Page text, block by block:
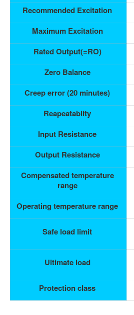
Recommended Excitation
Maximum Excitation
Rated Output(=RO)
Zero Balance
Creep error (20 minutes)
Reapeatablity
Input Resistance
Output Resistance
Compensated temperature
range
Operating temperature range
Safe load limit
Ultimate load
Protection class